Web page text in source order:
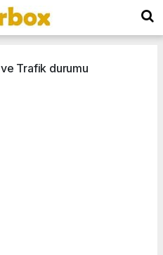
Trafik durumu